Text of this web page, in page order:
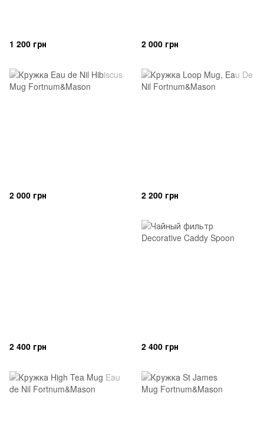
1 200 грн 2 000 грн
2 000 грн 2 200 грн
2 400 грн 2 400 грн